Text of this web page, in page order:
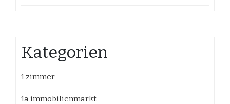
Kategorien
1 zimmer
1a immobilienmarkt